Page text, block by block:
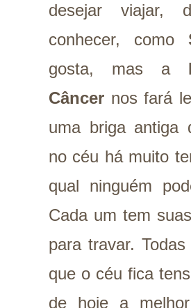
desejar viajar,
conhecer, como
gosta, mas a
Câncer nos fará
uma briga antiga
no céu há muito
qual ninguém
Cada um tem
para travar.
que o céu fica
de hoje a